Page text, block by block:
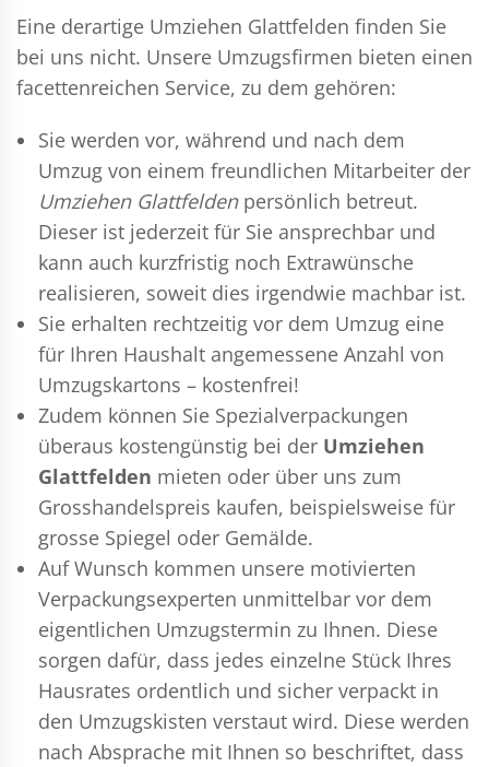
Eine derartige Umziehen Glattfelden finden Sie
bei uns nicht. Unsere Umzugsfirmen bieten einen
facettenreichen Service, zu dem gehören:
Sie werden vor, während und nach dem
Umzug von einem freundlichen Mitarbeiter der
Umziehen Glattfeldenpersönlich betreut.
Dieser ist jederzeit für Sie ansprechbar und
kann auch kurzfristig noch Extrawünsche
realisieren, soweit dies irgendwie machbar ist.
Sie erhalten rechtzeitig vor dem Umzug eine
für Ihren Haushalt angemessene Anzahl von
Umzugskartons – kostenfrei!
Zudem können Sie Spezialverpackungen
überaus kostengünstig bei der Umziehen
Glattfelden mieten oder über uns zum
Grosshandelspreis kaufen, beispielsweise für
grosse Spiegel oder Gemälde.
Auf Wunsch kommen unsere motivierten
Verpackungsexperten unmittelbar vor dem
eigentlichen Umzugstermin zu Ihnen. Diese
sorgen dafür, dass jedes einzelne Stück Ihres
Hausrates ordentlich und sicher verpackt in
den Umzugskisten verstaut wird. Diese werden
nach Absprache mit Ihnen so beschriftet, dass